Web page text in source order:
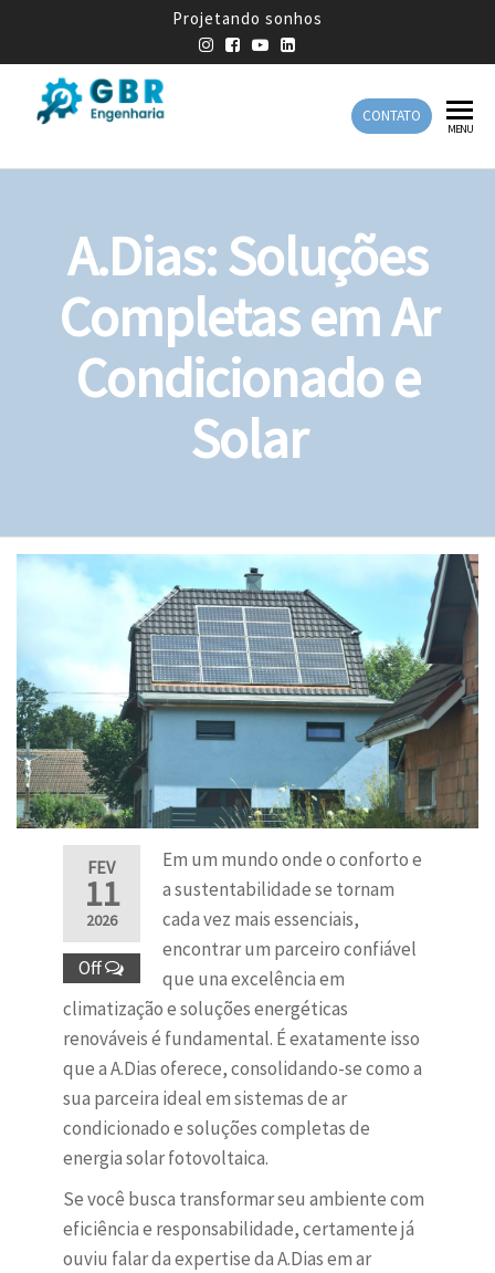
Projetando sonhos
Engenharia
Engenharia
CONTATO
MENU
A.Dias: Soluções
Completas em Ar
Condicionado e
Solar
FEV
11
2026
Off
Em um mundo onde o conforto e
a sustentabilidade se tornam
cada vez mais essenciais,
encontrar um parceiro confiável
que una excelência em
climatização e soluções energéticas
renováveis é fundamental. É exatamente isso
que a A.Dias oferece, consolidando-se como a
sua parceira ideal em sistemas de ar
condicionado e soluções completas de
energia solar fotovoltaica.
Se você busca transformar seu ambiente com
eficiência e responsabilidade, certamente já
ouviu falar da expertise da A.Dias em ar